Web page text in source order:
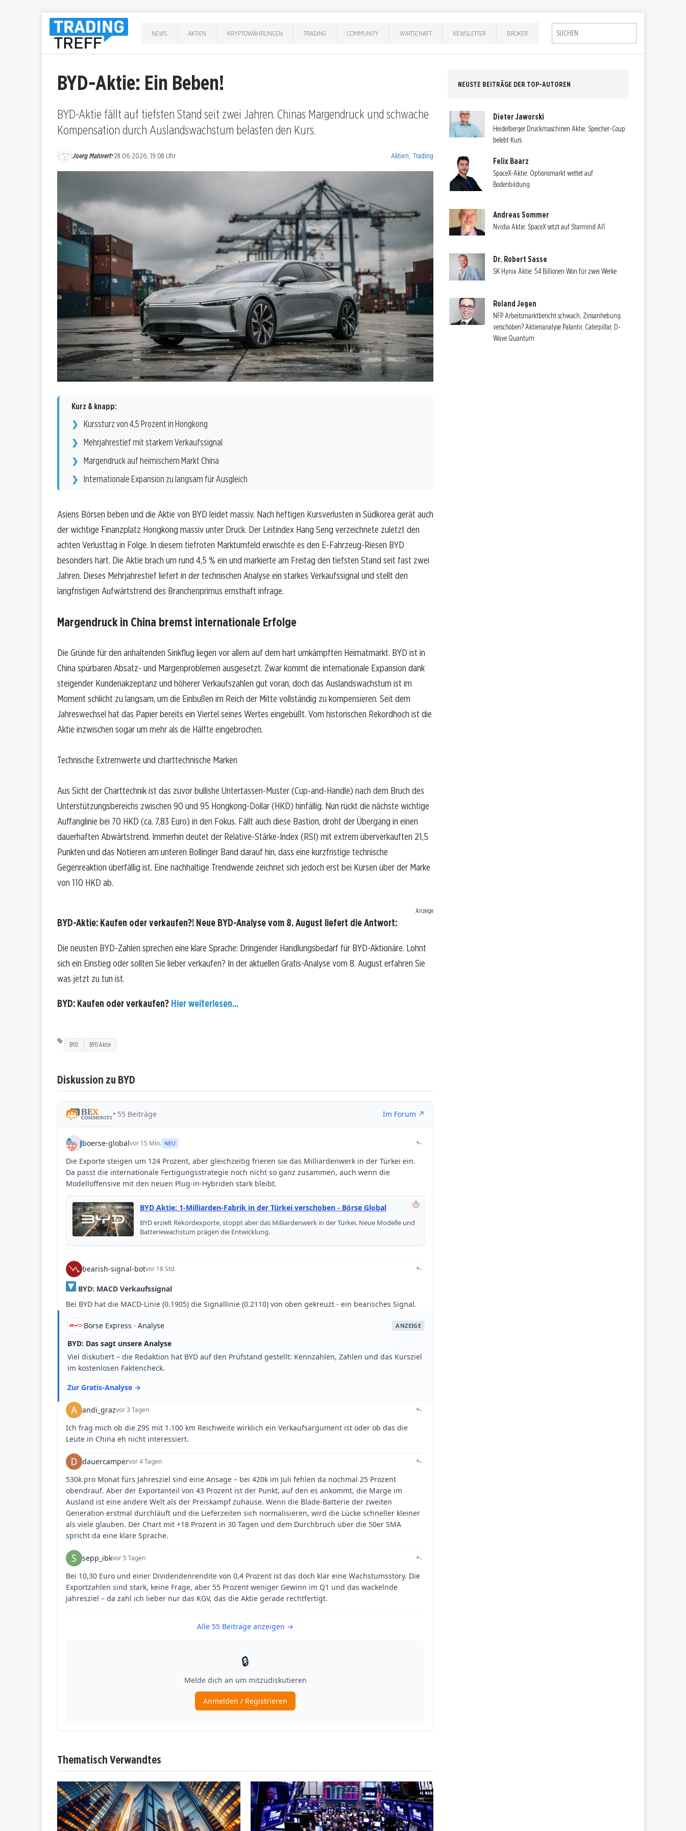
NEWS AKTIEN KRYPTOWÄHRUNGEN TRADING COMMUNITY WIRTSCHAFT NEWSLETTER BROKER
BYD-Aktie: Ein Beben!
BYD-Aktie fällt auf tiefsten Stand seit zwei Jahren. Chinas Margendruck und schwache
Kompensation durch Auslandswachstum belasten den Kurs.
Joerg Mahnert•28.06.2026, 19:08 Uhr Kategorien:
Aktien Trading
Kurz & knapp:
Kurssturz von 4,5 Prozent in Hongkong
Mehrjahrestief mit starkem Verkaufssignal
Margendruck auf heimischem Markt China
Internationale Expansion zu langsam für Ausgleich
Asiens Börsen beben und die Aktie von BYD leidet massiv. Nach heftigen Kursverlusten in Südkorea gerät auch
der wichtige Finanzplatz Hongkong massiv unter Druck. Der Leitindex Hang Seng verzeichnete zuletzt den
achten Verlusttag in Folge. In diesem tiefroten Marktumfeld erwischte es den E-Fahrzeug-Riesen BYD
besonders hart. Die Aktie brach um rund 4,5 % ein und markierte am Freitag den tiefsten Stand seit fast zwei
Jahren. Dieses Mehrjahrestief liefert in der technischen Analyse ein starkes Verkaufssignal und stellt den
langfristigen Aufwärtstrend des Branchenprimus ernsthaft infrage.
Margendruck in China bremst internationale Erfolge
Die Gründe für den anhaltenden Sinkflug liegen vor allem auf dem hart umkämpften Heimatmarkt. BYD ist in
China spürbaren Absatz- und Margenproblemen ausgesetzt. Zwar kommt die internationale Expansion dank
steigender Kundenakzeptanz und höherer Verkaufszahlen gut voran, doch das Auslandswachstum ist im
Moment schlicht zu langsam, um die Einbußen im Reich der Mitte vollständig zu kompensieren. Seit dem
Jahreswechsel hat das Papier bereits ein Viertel seines Wertes eingebüßt. Vom historischen Rekordhoch ist die
Aktie inzwischen sogar um mehr als die Hälfte eingebrochen.
Technische Extremwerte und charttechnische Marken
Aus Sicht der Charttechnik ist das zuvor bullishe Untertassen-Muster (Cup-and-Handle) nach dem Bruch des
Unterstützungsbereichs zwischen 90 und 95 Hongkong-Dollar (HKD) hinfällig. Nun rückt die nächste wichtige
Auffanglinie bei 70 HKD (ca. 7,83 Euro) in den Fokus. Fällt auch diese Bastion, droht der Übergang in einen
dauerhaften Abwärtstrend. Immerhin deutet der Relative-Stärke-Index (RSI) mit extrem überverkauften 21,5
Punkten und das Notieren am unteren Bollinger Band darauf hin, dass eine kurzfristige technische
Gegenreaktion überfällig ist. Eine nachhaltige Trendwende zeichnet sich jedoch erst bei Kursen über der Marke
von 110 HKD ab.
Anzeige
BYD-Aktie: Kaufen oder verkaufen?! Neue BYD-Analyse vom 8. August liefert die Antwort:
Die neusten BYD-Zahlen sprechen eine klare Sprache: Dringender Handlungsbedarf für BYD-Aktionäre. Lohnt
sich ein Einstieg oder sollten Sie lieber verkaufen? In der aktuellen Gratis-Analyse vom 8. August erfahren Sie
was jetzt zu tun ist.
BYD: Kaufen oder verkaufen? Hier weiterlesen...
BYD BYD Aktie
Diskussion zu BYD
Thematisch Verwandtes
NEUSTE BEITRÄGE DER TOP-AUTOREN
Dieter Jaworski
Heidelberger Druckmaschinen Aktie: Speicher-Coup
belebt Kurs
Felix Baarz
SpaceX-Aktie: Optionsmarkt wettet auf
Bodenbildung
Andreas Sommer
Nvidia Aktie: SpaceX setzt auf Starmind AI1
Dr. Robert Sasse
SK Hynix Aktie: 54 Billionen Won für zwei Werke
Roland Jegen
NFP Arbeitsmarktbericht schwach, Zinsanhebung
verschoben? Aktienanalyse Palantir, Caterpillar, D-
Wave Quantum